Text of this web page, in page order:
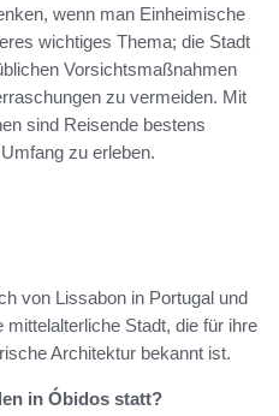
wenn man Einheimische
wichtiges Thema; die Stadt
Vorsichtsmaßnahmen
zu vermeiden. Mit
sind Reisende bestens
zu erleben.
von Lissabon in Portugal und
Stadt, die für ihre
Architektur bekannt ist.
in Óbidos statt?